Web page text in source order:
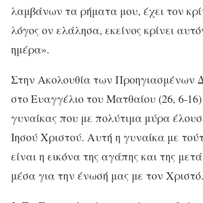
λαμβάνων τα ρήματα μου, έχει τον
λόγος ον ελάλησα, εκείνος κρίνει
ημέρα».
Στην Ακολουθία των Προηγιασμένων
στο Ευαγγέλιο του Ματθαίου (26, 6-16)
γυναίκας που με πολύτιμα μύρα
Ιησού Χριστού. Αυτή η γυναίκα με
είναι η εικόνα της αγάπης και της
μέσα για την ένωσή μας με τον Χριστό.